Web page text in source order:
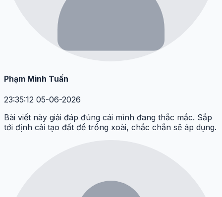
Phạm Minh Tuấn
23:35:12 05-06-2026
Bài viết này giải đáp đúng cái mình đang thắc mắc. Sắp
tới định cải tạo đất để trồng xoài, chắc chắn sẽ áp dụng.